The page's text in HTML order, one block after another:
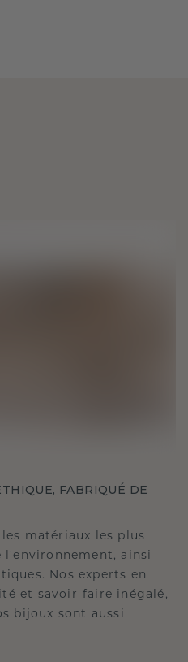
FABRIQUÉ DE
matériaux les plus
l'environnement, ainsi
Nos experts en
et savoir-faire inégalé,
bijoux sont aussi